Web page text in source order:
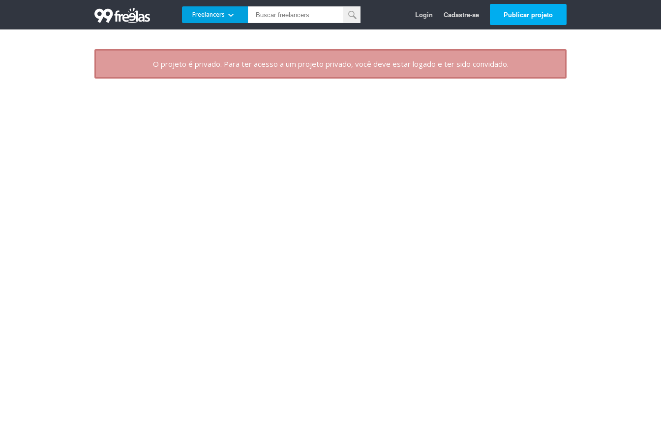
Freelancers Login Cadastre-se Publicar projeto
O projeto é privado. Para ter acesso a um projeto privado, você deve estar logado e ter sido convidado.